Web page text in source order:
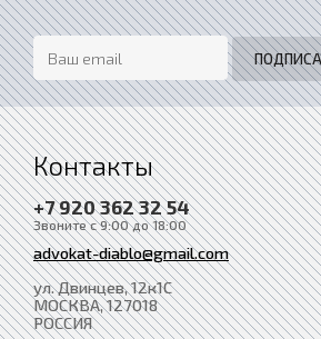
Контакты
+7 920 362 32 54
Звоните с 9:00 до 18:00
advokat-diablo@gmail.com
ул. Двинцев, 12к1С
МОСКВА, 127018
РОССИЯ